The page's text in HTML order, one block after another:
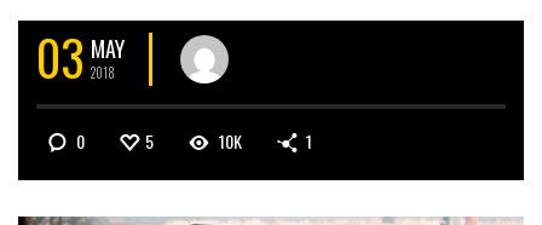
03 MAY
2018
0 5 10K 1